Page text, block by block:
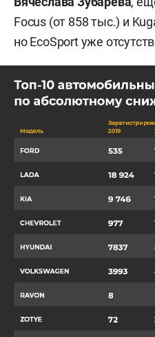
Focus (от 858 тыс.) и
но EcoSport уже